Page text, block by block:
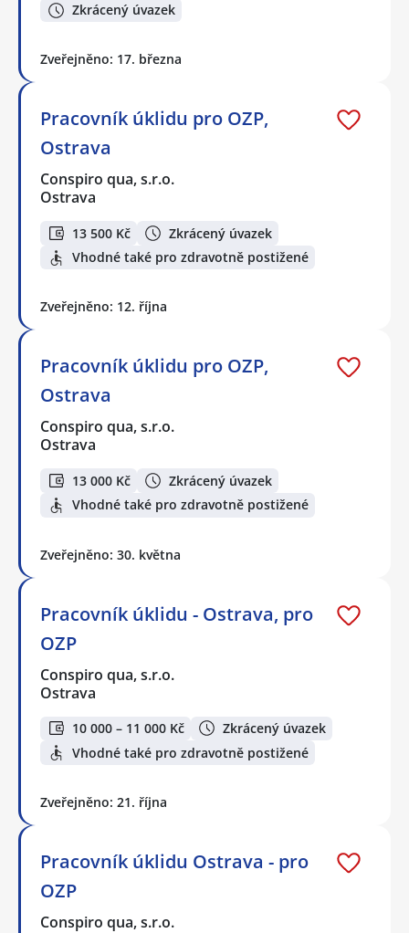
Zkrácený úvazek
Zveřejněno: 17. března
Pracovník úklidu pro OZP,
Ostrava
Conspiro qua, s.r.o.
Ostrava
13 500 Kč
Zkrácený úvazek
Vhodné také pro zdravotně postižené
Zveřejněno: 12. října
Pracovník úklidu pro OZP,
Ostrava
Conspiro qua, s.r.o.
Ostrava
13 000 Kč
Zkrácený úvazek
Vhodné také pro zdravotně postižené
Zveřejněno: 30. května
Pracovník úklidu - Ostrava, pro
OZP
Conspiro qua, s.r.o.
Ostrava
10 000 – 11 000 Kč
Zkrácený úvazek
Vhodné také pro zdravotně postižené
Zveřejněno: 21. října
Pracovník úklidu Ostrava - pro
OZP
Conspiro qua, s.r.o.